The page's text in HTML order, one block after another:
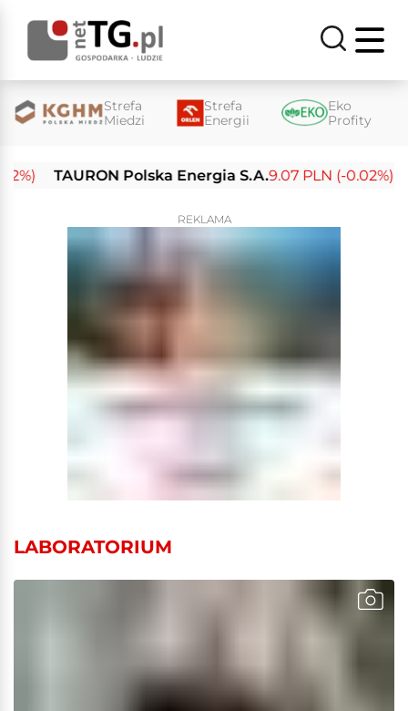
Strefa
Miedzi
Strefa
Energii
Eko
Profity
TAURON Polska Energia S.A.9.07 PLN (-0.02%)
REKLAMA
LABORATORIUM